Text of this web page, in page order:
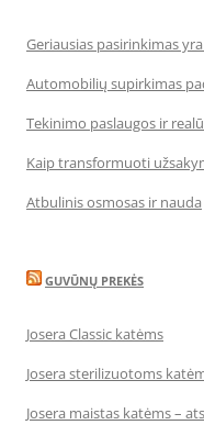
Geriausias pasirinkimas
Automobilių supirkimas
Tekinimo paslaugos ir
Kaip transformuoti
Atbulinis osmosas ir nauda
GUVŪNŲ PREKĖS
Josera Classic katėms
Josera sterilizuotoms
Josera maistas katėms –